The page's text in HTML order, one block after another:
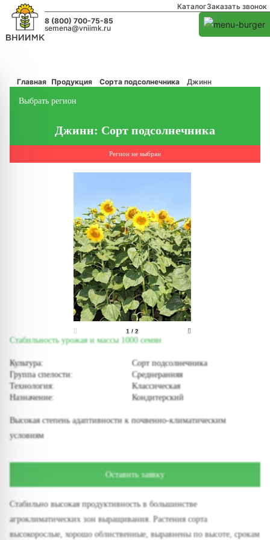
КаталогЗаказать звонок
8 (800) 700-75-85
semena@vniimk.ru
Главная Продукция Сорта подсолнечника Джинн
Выбрать регион
Джинн: Сорт подсолнечника
Регион не выбран
1/2
Стабильность урожая и массы 1000 семян
Культура:
Сорт подсолнечника
Группа спелости:
Среднеранняя
Технология:
Классическая
Назначение:
Кондитерский
Высокая степень адаптивности к почвенно-климатическим
условиям
Оставить заявку
Стабильно высокая продуктивность в большинстве
агроклиматических зон выращивания. Растения сорта
высокорослые, хорошо облиственные, выравнены по высоте, срокам